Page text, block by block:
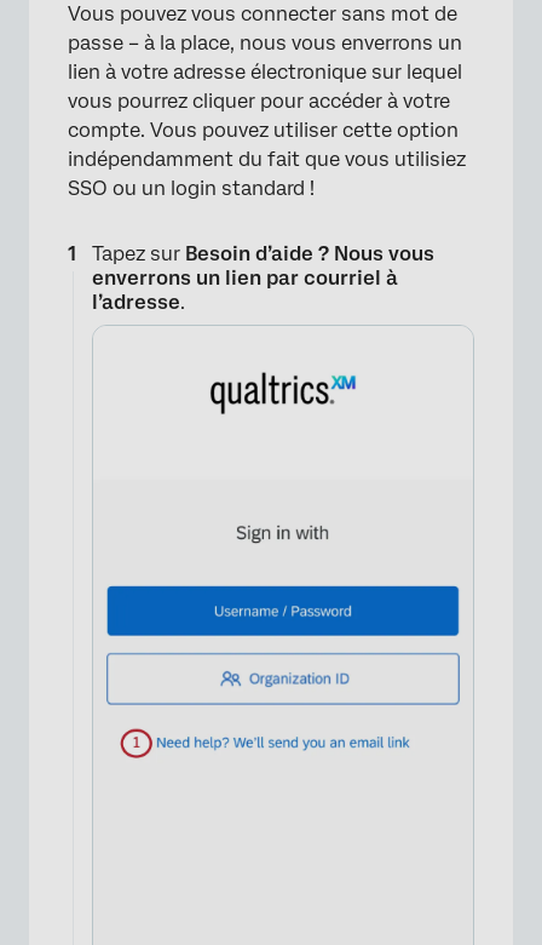
Vous pouvez vous connecter sans mot de
passe – à la place, nous vous enverrons un
lien à votre adresse électronique sur lequel
vous pourrez cliquer pour accéder à votre
compte. Vous pouvez utiliser cette option
indépendamment du fait que vous utilisiez
SSO ou un login standard !
Tapez sur Besoin d’aide ? Nous vous
enverrons un lien par courriel à
l’adresse.